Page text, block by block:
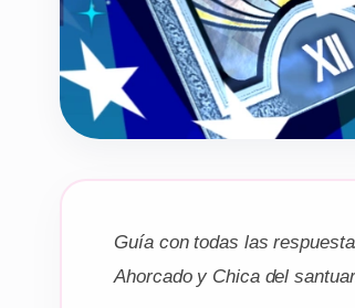
Guía con todas las
Ahorcado y Chica del